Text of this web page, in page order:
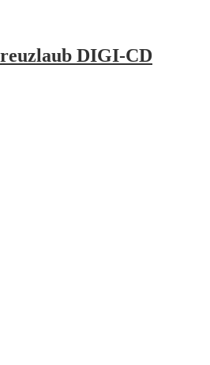
DIGI-CD